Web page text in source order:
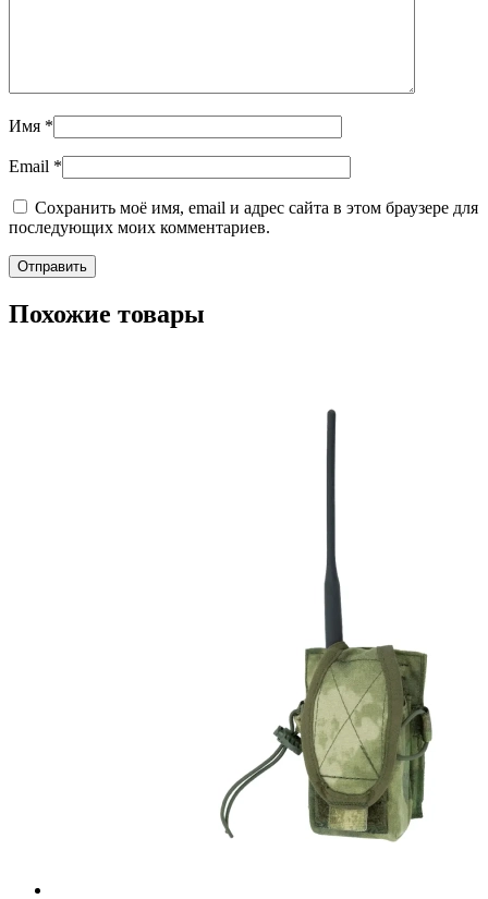
Имя *
Email *
Сохранить моё имя, email и адрес сайта в этом браузере для
последующих моих комментариев.
Похожие товары